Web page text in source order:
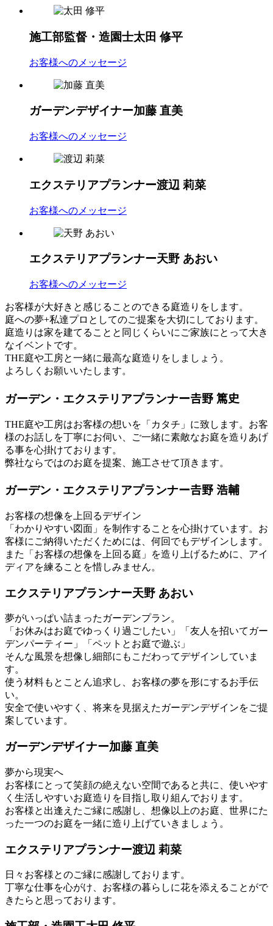
施工部監督・造園士太田 修平
お客様へのメッセージ
ガーデンデザイナー加藤 直美
お客様へのメッセージ
エクステリアプランナー渡辺 莉菜
お客様へのメッセージ
エクステリアプランナー天野 あおい
お客様へのメッセージ
お客様が大好きと感じることのできる庭造りをします。
庭への夢+私達プロとしてのご提案を大切にしております。
庭造りは家を建てることと同じくらいにご家族にとって大き
なイベントです。
THE庭や工房と一緒に最高な庭造りをしましょう。
よろしくお願いいたします。
ガーデン・エクステリアプランナー𠮷野 篤史
THE庭や工房はお客様の想いを「カタチ」に致します。お客
様のお話しを丁寧にお伺い、ご一緒に素敵なお庭を造りあげ
る事を心掛けております。
弊社ならではのお庭を提案、施工させて頂きます。
ガーデン・エクステリアプランナー𠮷野 浩輔
お客様の想像を上回るデザイン
「わかりやすい図面」を制作することを心掛けています。お
客様にご納得いただくためには、何回でもデザインします。
また「お客様の想像を上回る庭」を造り上げるために、アイ
ディアを練ることを惜しみません。
エクステリアプランナー天野 あおい
夢がいっぱい詰まったガーデンプラン。
「お休みはお庭でゆっくり過ごしたい」「友人を招いてガー
デンパーティー」「ペットとお庭で遊ぶ」
そんな風景を想像し細部にもこだわってデザインしていま
す。
使う材料もとことん追求し、お客様の夢を形にするお手伝
い。
安全で使いやすく、将来を見据えたガーデンデザインをご提
案しています。
ガーデンデザイナー加藤 直美
夢から現実へ
お客様にとって笑顔の絶えない空間であると共に、使いやす
く生活しやすいお庭造りを目指し取り組んでおります。
お客様と出逢えたご縁に感謝し、想像以上のお庭、世界にた
った一つのお庭を一緒に造り上げていきましょう。
エクステリアプランナー渡辺 莉菜
日々お客様とのご縁に感謝しております。
丁寧な仕事を心がけ、お客様の暮らしに花を添えることがで
きたらと思っております。